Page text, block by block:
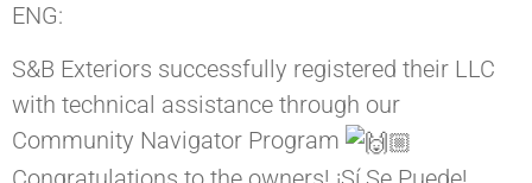
ENG:
S&B Exteriors successfully registered their LLC
with technical assistance through our
Community Navigator Program